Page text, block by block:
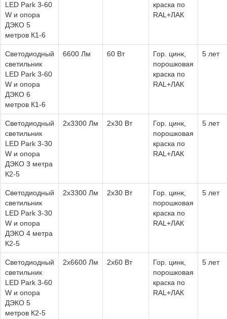
LED Park 3-60
W и опора
ДЭКО 5
метров К1-6
краска по
RAL+ЛАК
Светодиодный
светильник
LED Park 3-60
W и опора
ДЭКО 6
метров К1-6
6600 Лм 60 Вт
Гор. цинк,
порошковая
краска по
RAL+ЛАК
5 лет
Светодиодный
светильник
LED Park 3-30
W и опора
ДЭКО 3 метра
К2-5
2х3300 Лм 2х30 Вт
Гор. цинк,
порошковая
краска по
RAL+ЛАК
5 лет
Светодиодный
светильник
LED Park 3-30
W и опора
ДЭКО 4 метра
К2-5
2х3300 Лм 2х30 Вт
Гор. цинк,
порошковая
краска по
RAL+ЛАК
5 лет
Светодиодный
светильник
LED Park 3-60
W и опора
ДЭКО 5
метров К2-5
2х6600 Лм 2х60 Вт
Гор. цинк,
порошковая
краска по
RAL+ЛАК
5 лет